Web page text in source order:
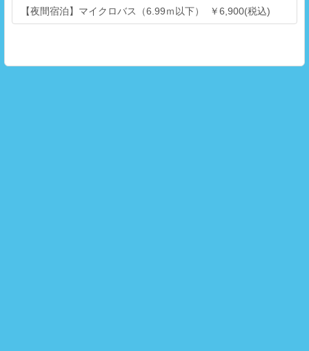
【夜間宿泊】マイクロバス（6.99ｍ以下） ￥6,900(税込)